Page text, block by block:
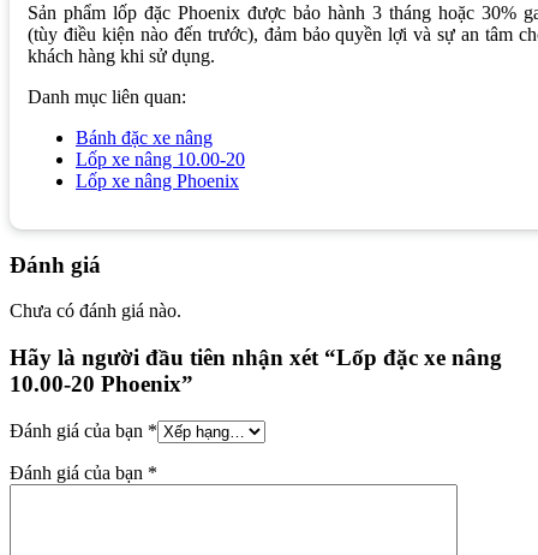
Sản phẩm lốp đặc Phoenix được bảo hành 3 tháng hoặc 30%
(tùy điều kiện nào đến trước), đảm bảo quyền lợi và sự an tâm
khách hàng khi sử dụng.
Danh mục liên quan:
Bánh đặc xe nâng
Lốp xe nâng 10.00-20
Lốp xe nâng Phoenix
Đánh giá
Chưa có đánh giá nào.
Hãy là người đầu tiên nhận xét “Lốp đặc xe nâng
10.00-20 Phoenix”
Đánh giá của bạn *
Đánh giá của bạn *